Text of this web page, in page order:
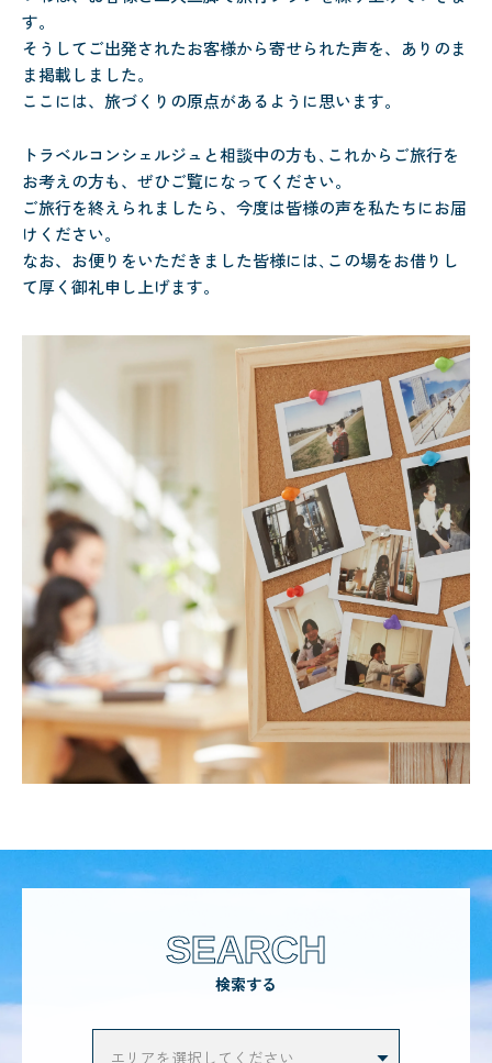
す。
そうしてご出発されたお客様から寄せられた声を、ありのま
ま掲載しました。
ここには、旅づくりの原点があるように思います。
トラベルコンシェルジュと相談中の方も､これからご旅行を
お考えの方も、ぜひご覧になってください。
ご旅行を終えられましたら、今度は皆様の声を私たちにお届
けください。
なお、お便りをいただきました皆様には､この場をお借りし
て厚く御礼申し上げます。
SEARCH
検索する